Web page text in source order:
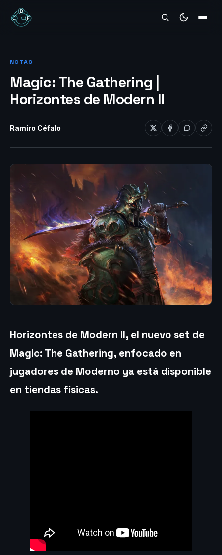
REVIEWS
NOTAS
Magic: The Gathering |
Horizontes de Modern II
Ramiro Céfalo
Horizontes de Modern II, el nuevo set de
Magic: The Gathering, enfocado en
jugadores de Moderno ya está disponible
en tiendas físicas.